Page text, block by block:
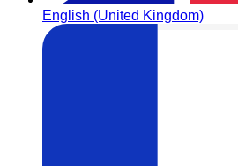
English (United Kingdom)